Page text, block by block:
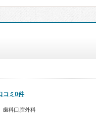
コミ0件
歯科口腔外科